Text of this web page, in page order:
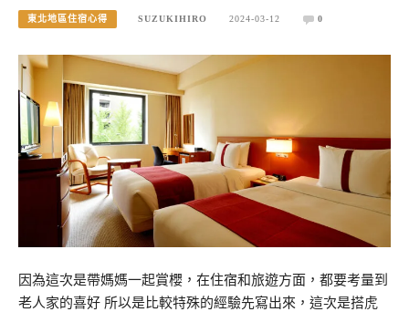
東北地區住宿心得 SUZUKIHIRO 2024-03-12 0
因為這次是帶媽媽一起賞櫻，在住宿和旅遊方面，都要考量到
老人家的喜好 所以是比較特殊的經驗先寫出來，這次是搭虎